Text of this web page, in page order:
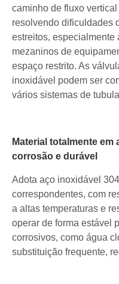
caminho de fluxo
resolvendo dificuldades
estreitos, especialmente
mezaninos de
espaço restrito. As
inoxidável podem ser
vários sistemas de
Material totalmente
corrosão e durável
Adota aço inoxidável
correspondentes, com
a altas temperaturas e
operar de forma estável
corrosivos, como água
substituição frequente,